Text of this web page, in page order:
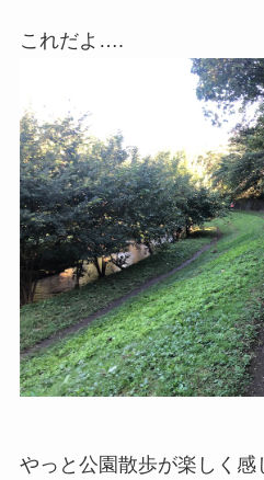
これだよ….
やっと公園散歩が楽しく感